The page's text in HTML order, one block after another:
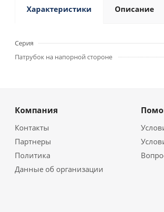
Характеристики Описание
Серия
Патрубок на напорной стороне
Компания
Контакты
Партнеры
Политика
Данные об организации